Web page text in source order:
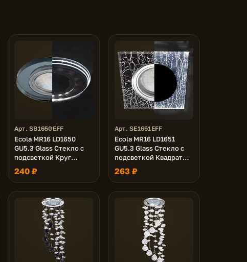
Арт. SB1650EFF
Ecola MR16 LD1650
GU5.3 Glass Стекло с
подсветкой Круг
Черный / Черный хром
25x95 (кd74)
240 ₽
Арт. SE1651EFF
Ecola MR16 LD1651
GU5.3 Glass Стекло с
подсветкой Квадрат
скошенный край
Колотый лед на черном
/ Хром 25x90x90 (кd74)
263 ₽